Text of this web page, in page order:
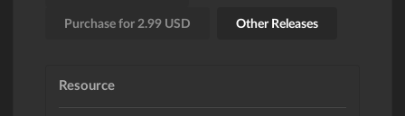
Purchase for 2.99 USD Other Releases
Resource